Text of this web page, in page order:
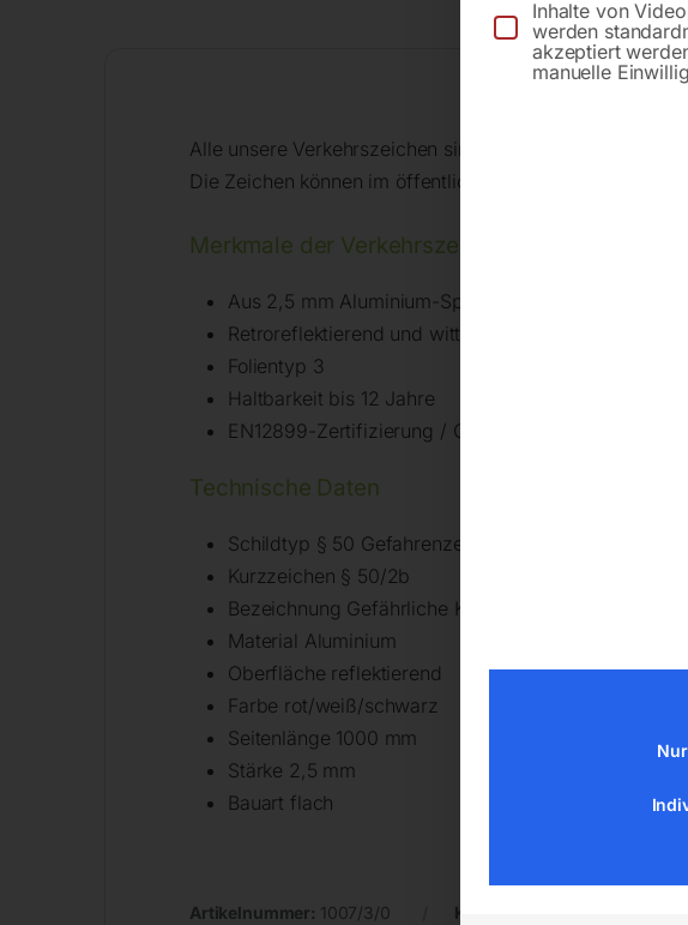
Alle unsere Verkehrszeichen sind für den
Die Zeichen können im öffentlichen und betrieblichen
Merkmale der Verkehrszeichen nach der StVO
Aus 2,5 mm Aluminium-Speziallegierung
Retroreflektierend und witterungsbeständig
Folientyp 3
Haltbarkeit bis 12 Jahre
EN12899-Zertifizierung / CE-Kennzeichen
Technische Daten
Schildtyp § 50 Gefahrenzeichen
Kurzzeichen § 50/2b
Bezeichnung Gefährliche Kurve – Linkskurve
Material Aluminium
Oberfläche reflektierend
Farbe rot/weiß/schwarz
Seitenlänge 1000 mm
Stärke 2,5 mm
Bauart flach
Artikelnummer: 1007/3/0 Kategorien:
Inhalte von
werden
akzeptiert
manuelle